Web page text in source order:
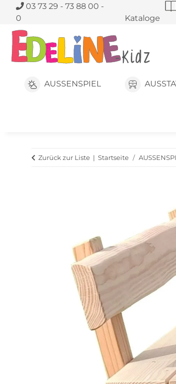
03 73 29 - 73 88 00 -
0
Kataloge
AUSSENSPIEL
Zurück zur Liste Startseite